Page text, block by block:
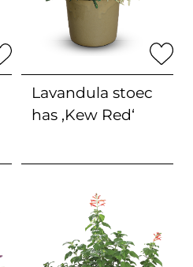
Lavandula stoec
has ‚Kew Red‘